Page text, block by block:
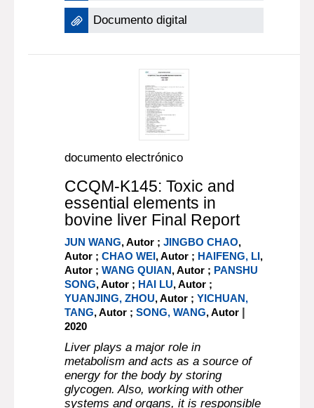
Documento digital
documento electrónico
CCQM-K145: Toxic and
essential elements in
bovine liver Final Report
JUN WANG, Autor ;JINGBO CHAO,
Autor ;CHAO WEI, Autor ; HAIFENG, LI,
Autor ;WANG QUIAN, Autor ; PANSHU
SONG, Autor ; HAI LU, Autor ;
YUANJING, ZHOU, Autor ;YICHUAN,
TANG, Autor ;SONG, WANG, Autor |
2020
Liver plays a major role in
metabolism and acts as a source of
energy for the body by storing
glycogen. Also, working with other
systems and organs, it is responsible